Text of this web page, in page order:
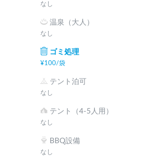
なし
温泉（大人）
なし
ゴミ処理
¥100/袋
テント泊可
なし
テント（4-5人用）
なし
BBQ設備
なし